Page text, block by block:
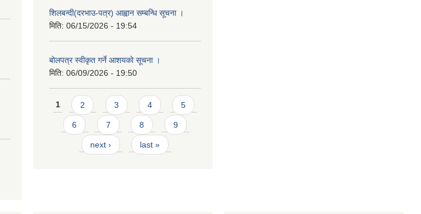
शिलबन्दी(दरभाउ-पत्र) आह्वान सम्बन्धि सूचना ।
मिति: 06/15/2026 - 19:54
बोलपत्र स्वीकृत गर्ने आशयको सूचना ।
मिति: 06/09/2026 - 19:50
Pages
1 2 3 4 5
6 7 8 9
next › last »